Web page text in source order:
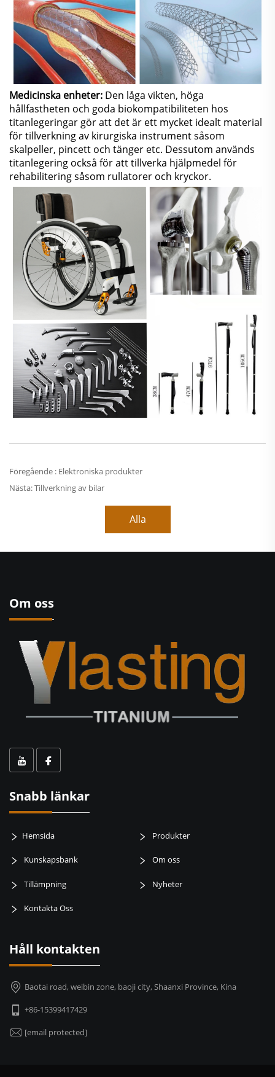
Medicinska enheter: Den låga vikten, höga
hållfastheten och goda biokompatibiliteten hos
titanlegeringar gör att det är ett mycket idealt material
för tillverkning av kirurgiska instrument såsom
skalpeller, pincett och tänger etc. Dessutom används
titanlegering också för att tillverka hjälpmedel för
rehabilitering såsom rullatorer och kryckor.
Föregående : Elektroniska produkter
Nästa:Tillverkning av bilar
Alla
Om oss
Snabb länkar
Hemsida Produkter
Kunskapsbank Om oss
Tillämpning Nyheter
Kontakta Oss
Håll kontakten
Baotai road, weibin zone, baoji city, Shaanxi Province, Kina
+86-15399417429
[email protected]